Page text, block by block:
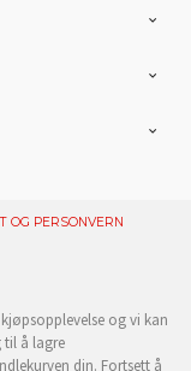
OG PERSONVERN
og vi kan
til å lagre
din. Fortsett å